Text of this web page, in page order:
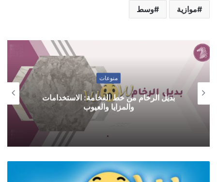
موازية وسط
منوعات
بديل الرخام من خط الفخامة: الاستخدامات
والمزايا والعيوب